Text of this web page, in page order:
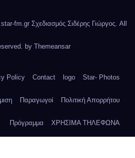
fm.gr Σχεδιασμός Σιδέρης Γιώργος. All
by Themeansar
Policy Contact logo Star- Photos
Παραγωγοί Πολιτική Απορρήτου
Πρόγραμμα ΧΡΗΣΙΜΑ ΤΗΛΕΦΩΝΑ